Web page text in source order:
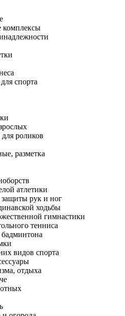
комплексы
спорта
роликов
разметка
атлетики
защиты рук и ног
ходьбы
гимнастики
тенниса
видов спорта
отдыха